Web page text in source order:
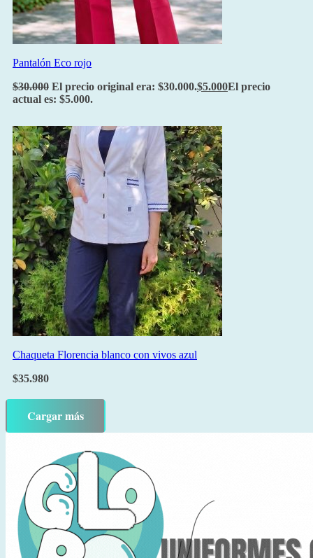
Pantalón Eco rojo
$30.000 El precio original era: $30.000.$5.000El precio
actual es: $5.000.
Chaqueta Florencia blanco con vivos azul
$35.980
Cargar más